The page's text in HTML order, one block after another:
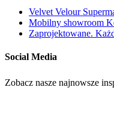
Velvet Velour
Mobilny showroom
Zaprojektowane.
Social Media
Zobacz nasze najnowsze